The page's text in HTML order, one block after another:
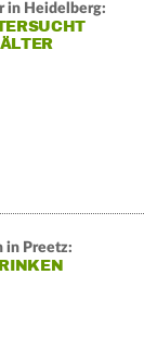
in Heidelberg:
in Preetz: